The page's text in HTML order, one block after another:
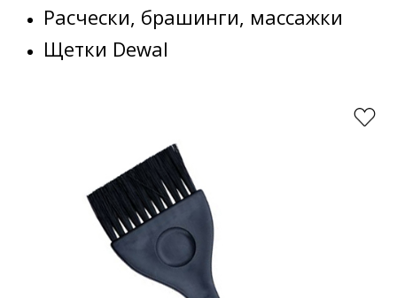
Расчески, брашинги, массажки
Щетки Dewal